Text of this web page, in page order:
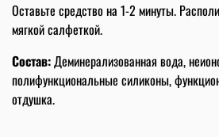
Оставьте средство на 1-2 минуты.
мягкой салфеткой.
Состав:Деминерализованная вода,
полифункциональные силиконы,
отдушка.